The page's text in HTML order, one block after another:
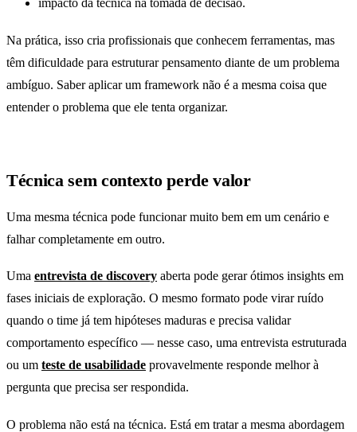
impacto da técnica na tomada de decisão.
Na prática, isso cria profissionais que conhecem ferramentas, mas
têm dificuldade para estruturar pensamento diante de um problema
ambíguo. Saber aplicar um framework não é a mesma coisa que
entender o problema que ele tenta organizar.
Técnica sem contexto perde valor
Uma mesma técnica pode funcionar muito bem em um cenário e
falhar completamente em outro.
Uma entrevista de discovery aberta pode gerar ótimos insights em
fases iniciais de exploração. O mesmo formato pode virar ruído
quando o time já tem hipóteses maduras e precisa validar
comportamento específico — nesse caso, uma entrevista estruturada
ou um teste de usabilidade provavelmente responde melhor à
pergunta que precisa ser respondida.
O problema não está na técnica. Está em tratar a mesma abordagem